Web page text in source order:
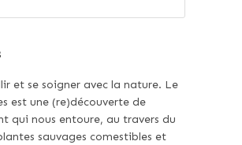
et se soigner avec la nature. Le
est une (re)découverte de
qui nous entoure, au travers du
sauvages comestibles et